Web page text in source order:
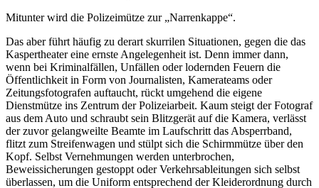
Mitunter wird die Polizeimütze zur „Narrenkappe“.
Das aber führt häufig zu derart skurrilen Situationen, gegen die das
Kaspertheater eine ernste Angelegenheit ist. Denn immer dann,
wenn bei Kriminalfällen, Unfällen oder lodernden Feuern die
Öffentlichkeit in Form von Journalisten, Kamerateams oder
Zeitungsfotografen auftaucht, rückt umgehend die eigene
Dienstmütze ins Zentrum der Polizeiarbeit. Kaum steigt der Fotograf
aus dem Auto und schraubt sein Blitzgerät auf die Kamera, verlässt
der zuvor gelangweilte Beamte im Laufschritt das Absperrband,
flitzt zum Streifenwagen und stülpt sich die Schirmmütze über den
Kopf. Selbst Vernehmungen werden unterbrochen,
Beweissicherungen gestoppt oder Verkehrsableitungen sich selbst
überlassen, um die Uniform entsprechend der Kleiderordnung durch